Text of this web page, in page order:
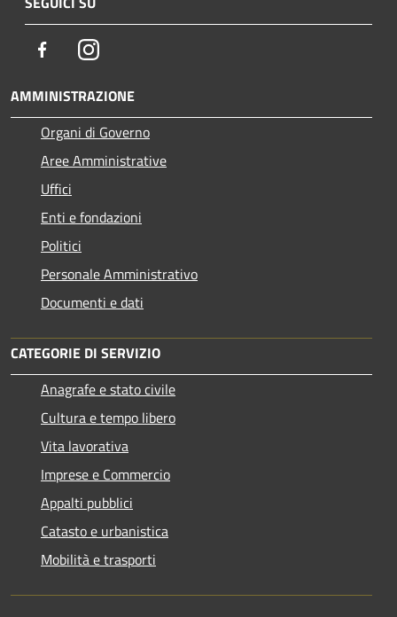
FacebookInstagram
AMMINISTRAZIONE
Organi di Governo
Aree Amministrative
Uffici
Enti e fondazioni
Politici
Personale Amministrativo
Documenti e dati
CATEGORIE DI SERVIZIO
Anagrafe e stato civile
Cultura e tempo libero
Vita lavorativa
Imprese e Commercio
Appalti pubblici
Catasto e urbanistica
Mobilità e trasporti